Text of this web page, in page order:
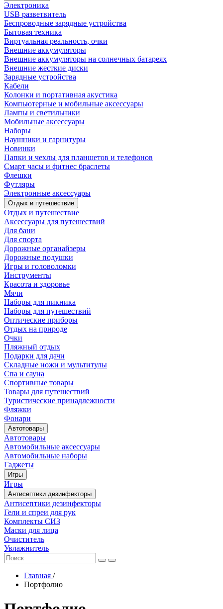
Электроника
USB разветвитель
Беспроводные зарядные устройства
Бытовая техника
Виртуальная реальность, очки
Внешние аккумуляторы
Внешние аккумуляторы на солнечных батареях
Внешние жесткие диски
Зарядные устройства
Кабели
Колонки и портативная акустика
Компьютерные и мобильные аксессуары
Лампы и светильники
Мобильные аксессуары
Наборы
Наушники и гарнитуры
Новинки
Папки и чехлы для планшетов и телефонов
Смарт часы и фитнес браслеты
Флешки
Футляры
Электронные аксессуары
Отдых и путешествие
Отдых и путешествие
Аксессуары для путешествий
Для бани
Для спорта
Дорожные органайзеры
Дорожные подушки
Игры и головоломки
Инструменты
Красота и здоровье
Мячи
Наборы для пикника
Наборы для путешествий
Оптические приборы
Отдых на природе
Очки
Пляжный отдых
Подарки для дачи
Складные ножи и мультитулы
Спа и сауна
Спортивные товары
Товары для путешествий
Туристические принадлежности
Фляжки
Фонари
Автотовары
Автотовары
Автомобильные аксессуары
Автомобильные наборы
Гаджеты
Игры
Игры
Антисептики дезинфекторы
Антисептики дезинфекторы
Гели и спреи для рук
Комплекты СИЗ
Маски для лица
Очиститель
Увлажнитель
Главная /
Портфолио